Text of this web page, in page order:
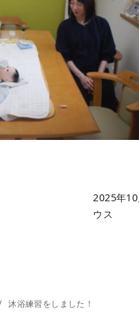
2025年
ウス
沐浴練習をしました！